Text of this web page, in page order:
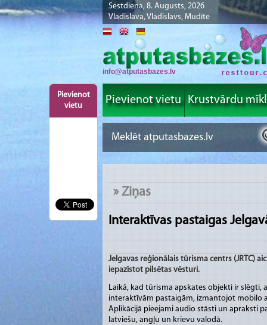
Sestdiena, 8. Augusts, 2026
Vladislava, Vladislavs, Mudīte
Pievienot
vietu
info@atputasbazes.lv
Pievienot vietu Krustvārdu
»Ziņas
Interaktīvas pastaigas
Jelgavas reģionālais tūrisma centrs (JRTC)
iepazīstot pilsētas vēsturi.
Laikā, kad tūrisma apskates objekti ir slēgti,
interaktīvām pastaigām, izmantojot mobilo
Aplikācijā pieejami audio stāsti un apraksti
latviešu, angļu un krievu valodā.